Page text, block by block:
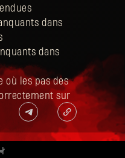
dans
dans
où les pas des
sur